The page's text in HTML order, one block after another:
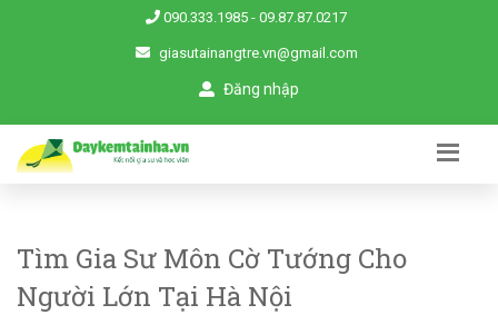
090.333.1985 - 09.87.87.0217
giasutainangtre.vn@gmail.com
Đăng nhập
Tìm Gia Sư Môn Cờ Tướng Cho
Người Lớn Tại Hà Nội